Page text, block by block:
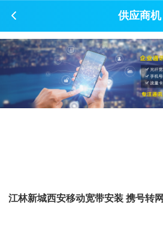
供应商机
江林新城西安移动宽带安装 携号转网